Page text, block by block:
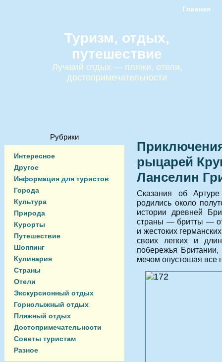
Главная
Туризм, отдых,
путешествие
Лучший отдых — пляжи, отели,
достопримечательности
Рубрики
Интересное
Другое
Информация для туристов
Города
Культура
Природа
Курорты
Путешествие
Шоппинг
Кулинария
Страны
Отели
Экскурсионный отдых
Горнолыжный отдых
Пляжный отдых
Достопримечательности
Советы туристам
Разное
рыцарей
Ланселин
Сказания об
родились около
истории древней
страны — бритты —
и жестоких
своих легких и
побережья Британии,
мечом опустошая все